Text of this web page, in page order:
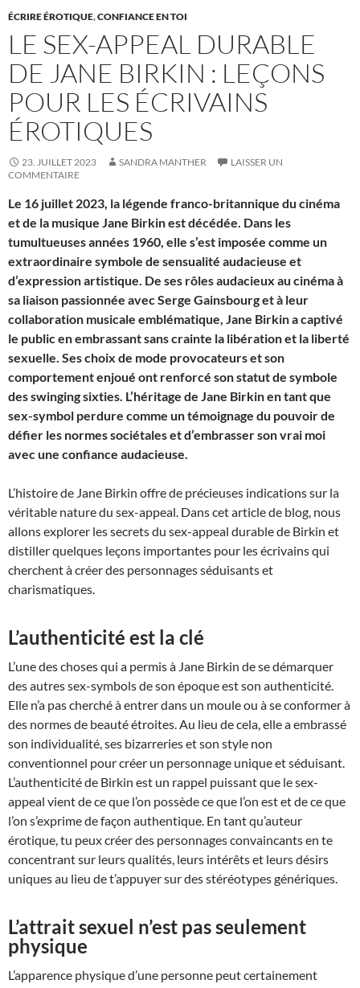
ÉCRIRE ÉROTIQUE,CONFIANCE EN TOI
LE SEX-APPEAL DURABLE
DE JANE BIRKIN : LEÇONS
POUR LES ÉCRIVAINS
ÉROTIQUES
23. JUILLET 2023 SANDRA MANTHER
LAISSER UN
COMMENTAIRE
Le 16 juillet 2023, la légende franco-britannique du cinéma
et de la musique Jane Birkin est décédée. Dans les
tumultueuses années 1960, elle s’est imposée comme un
extraordinaire symbole de sensualité audacieuse et
d’expression artistique. De ses rôles audacieux au cinéma à
sa liaison passionnée avec Serge Gainsbourg et à leur
collaboration musicale emblématique, Jane Birkin a captivé
le public en embrassant sans crainte la libération et la liberté
sexuelle. Ses choix de mode provocateurs et son
comportement enjoué ont renforcé son statut de symbole
des swinging sixties. L’héritage de Jane Birkin en tant que
sex-symbol perdure comme un témoignage du pouvoir de
défier les normes sociétales et d’embrasser son vrai moi
avec une confiance audacieuse.
L’histoire de Jane Birkin offre de précieuses indications sur la
véritable nature du sex-appeal. Dans cet article de blog, nous
allons explorer les secrets du sex-appeal durable de Birkin et
distiller quelques leçons importantes pour les écrivains qui
cherchent à créer des personnages séduisants et
charismatiques.
L’authenticité est la clé
L’une des choses qui a permis à Jane Birkin de se démarquer
des autres sex-symbols de son époque est son authenticité.
Elle n’a pas cherché à entrer dans un moule ou à se conformer à
des normes de beauté étroites. Au lieu de cela, elle a embrassé
son individualité, ses bizarreries et son style non
conventionnel pour créer un personnage unique et séduisant.
L’authenticité de Birkin est un rappel puissant que le sex-
appeal vient de ce que l’on possède ce que l’on est et de ce que
l’on s’exprime de façon authentique. En tant qu’auteur
érotique, tu peux créer des personnages convaincants en te
concentrant sur leurs qualités, leurs intérêts et leurs désirs
uniques au lieu de t’appuyer sur des stéréotypes génériques.
L’attrait sexuel n’est pas seulement
physique
L’apparence physique d’une personne peut certainement